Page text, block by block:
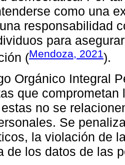
como una
responsabilidad
para
(Mendoza, 2021).
Orgánico Integral
que
no se
Se
la violación de
de los datos de las